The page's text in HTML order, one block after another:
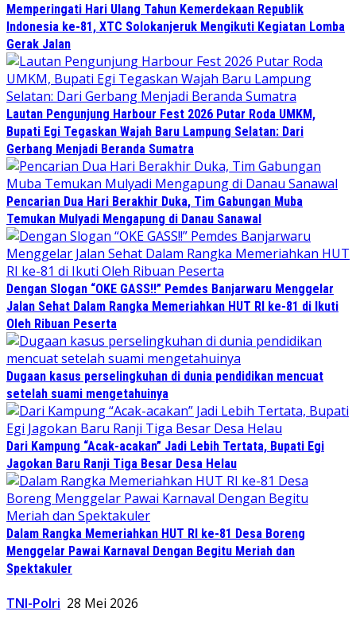
Memperingati Hari Ulang Tahun Kemerdekaan Republik
Indonesia ke-81, XTC Solokanjeruk Mengikuti Kegiatan Lomba
Gerak Jalan
Lautan Pengunjung Harbour Fest 2026 Putar Roda UMKM,
Bupati Egi Tegaskan Wajah Baru Lampung Selatan: Dari
Gerbang Menjadi Beranda Sumatra
Pencarian Dua Hari Berakhir Duka, Tim Gabungan Muba
Temukan Mulyadi Mengapung di Danau Sanawal
Dengan Slogan “OKE GASS!!” Pemdes Banjarwaru Menggelar
Jalan Sehat Dalam Rangka Memeriahkan HUT RI ke-81 di Ikuti
Oleh Ribuan Peserta
Dugaan kasus perselingkuhan di dunia pendidikan mencuat
setelah suami mengetahuinya
Dari Kampung “Acak-acakan” Jadi Lebih Tertata, Bupati Egi
Jagokan Baru Ranji Tiga Besar Desa Helau
Dalam Rangka Memeriahkan HUT RI ke-81 Desa Boreng
Menggelar Pawai Karnaval Dengan Begitu Meriah dan
Spektakuler
TNI-Polri 28 Mei 2026